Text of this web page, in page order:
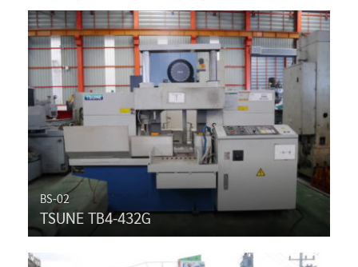
BS-02
TSUNE TB4-432G